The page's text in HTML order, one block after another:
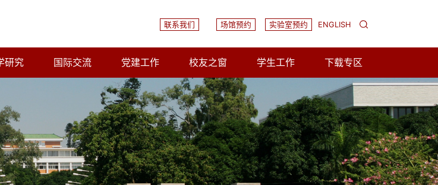
联系我们 场馆预约 实验室预约 ENGLISH
研究 国际交流 党建工作 校友之窗 学生工作 下载专区